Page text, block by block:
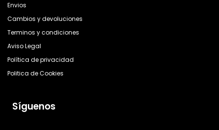
Envios
Cambios y devoluciones
Terminos y condiciones
Aviso Legal
Política de privacidad
Politica de Cookies
Síguenos